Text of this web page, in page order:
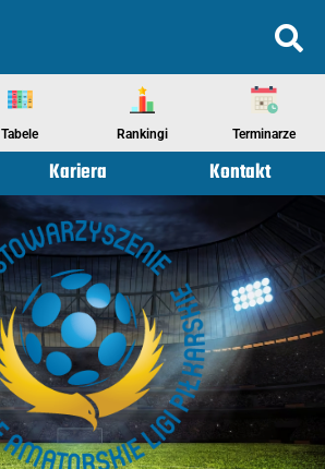
Tabele Rankingi Terminarze
Kariera Kontakt